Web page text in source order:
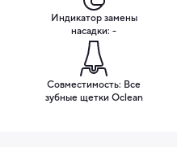
Индикатор замены
насадки: -
Совместимость: Все
зубные щетки Oclean